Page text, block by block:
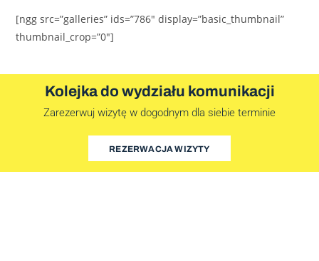
[ngg src=”galleries” ids=”786″ display=”basic_thumbnail”
thumbnail_crop=”0″]
Kolejka do wydziału komunikacji
Zarezerwuj wizytę w dogodnym dla siebie terminie
REZERWACJA WIZYTY